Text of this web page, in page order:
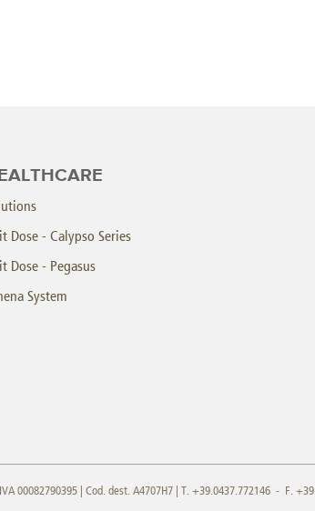
Dose - Calypso Series
Dose - Pegasus
System
00082790395 | Cod. dest. A4707H7 | T. +39.0437.772146 - F.